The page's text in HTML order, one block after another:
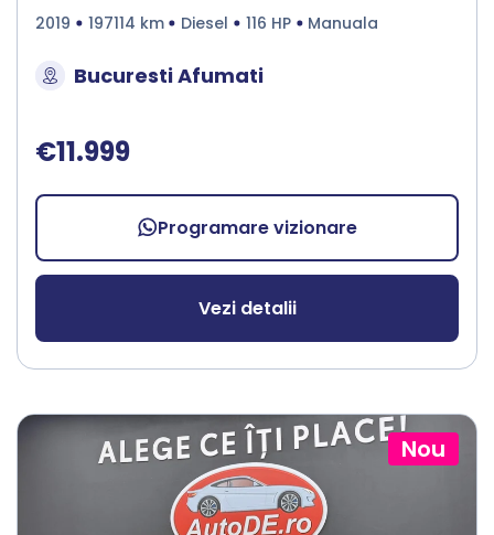
2019 197114 km Diesel 116 HP Manuala
Bucuresti Afumati
€11.999
Programare vizionare
Vezi detalii
Nou